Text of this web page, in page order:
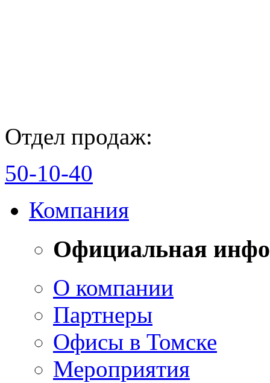
Отдел продаж:
50-10-40
Компания
Официальная
О компании
Партнеры
Офисы в Томске
Мероприятия